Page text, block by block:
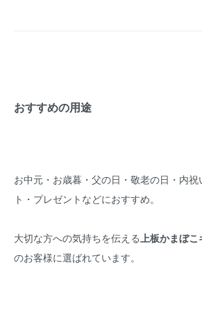
おすすめの用途
お中元・お歳暮・父の日・敬老の日・内
ト・プレゼントなどにおすすめ。
大切な方への気持ちを伝える 上板かまぼこ
のお客様に選ばれています。